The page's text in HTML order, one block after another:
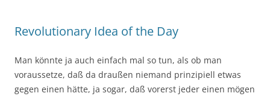
Revolutionary Idea of the Day
Man könnte ja auch einfach mal so tun, als ob man
voraussetze, daß da draußen niemand prinzipiell etwas
gegen einen hätte, ja sogar, daß vorerst jeder einen mögen